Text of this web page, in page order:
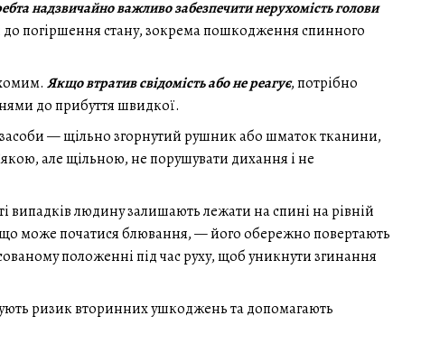
надзвичайно важливо забезпечити нерухомість голови
погіршення стану, зокрема пошкодження спинного
Якщо втратив свідомість або не реагує, потрібно
до прибуття швидкої.
засоби — щільно згорнутий рушник або шматок тканини,
але щільною, не порушувати дихання і не
випадків людину залишають лежати на спині на рівній
може початися блювання, — його обережно повертають
положенні під час руху, щоб уникнути згинання
ризик вторинних ушкоджень та допомагають